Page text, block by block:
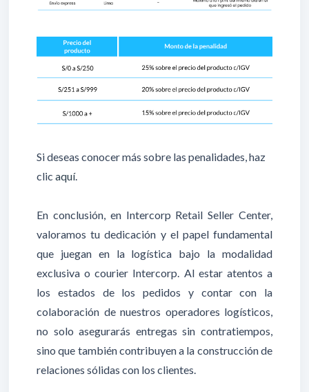
Si deseas conocer más sobre las penalidades, haz
clic aquí.
En conclusión, en Intercorp Retail Seller Center,
valoramos tu dedicación y el papel fundamental
que juegan en la logística bajo la modalidad
exclusiva o courier Intercorp. Al estar atentos a
los estados de los pedidos y contar con la
colaboración de nuestros operadores logísticos,
no solo asegurarás entregas sin contratiempos,
sino que también contribuyen a la construcción de
relaciones sólidas con los clientes.